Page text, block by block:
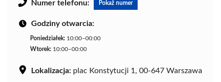
Numer telefonu: Pokaż numer
Godziny otwarcia:
Poniedziałek: 10:00–00:00
Wtorek: 10:00–00:00
Lokalizacja: plac Konstytucji 1, 00-647 Warszawa